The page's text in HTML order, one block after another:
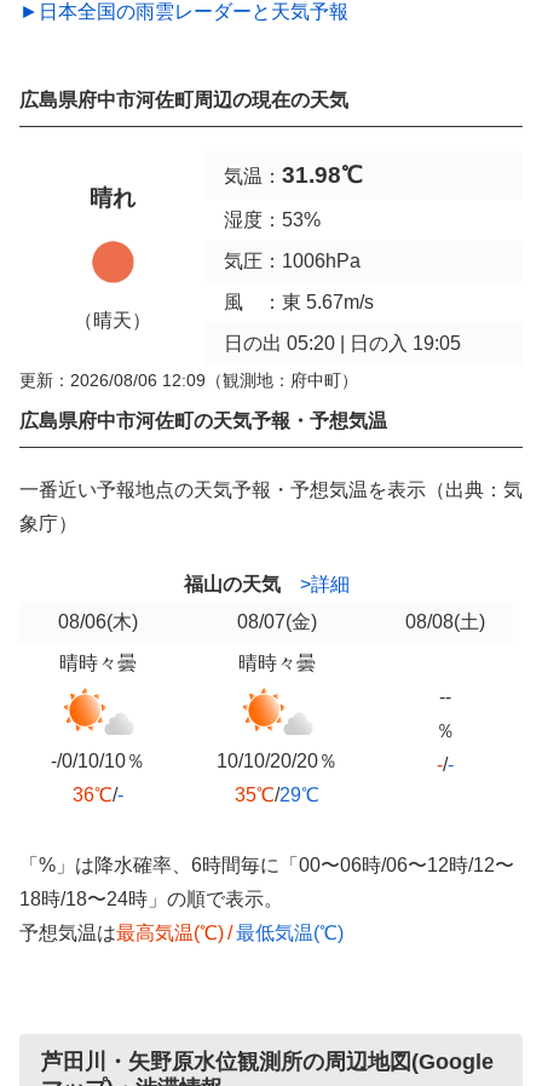
►日本全国の雨雲レーダーと天気予報
広島県府中市河佐町周辺の現在の天気
晴れ
（晴天）
気温： 31.98℃
湿度：53%
気圧：1006hPa
風 ：東 5.67m/s
日の出 05:20 | 日の入 19:05
更新：2026/08/06 12:09 （観測地：府中町）
広島県府中市河佐町の天気予報・予想気温
一番近い予報地点の天気予報・予想気温を表示（出典：気
象庁）
福山の天気
>詳細
08/06(木) 08/07(金) 08/08(土)
晴時々曇
-/0/10/10％
36℃/-
晴時々曇
10/10/20/20％
35℃/29℃
--
％
-/-
「%」は降水確率、6時間毎に「00〜06時/06〜12時/12〜
18時/18〜24時」の順で表示。
予想気温は最高気温(℃)/最低気温(℃)
芦田川・矢野原水位観測所の周辺地図(Google